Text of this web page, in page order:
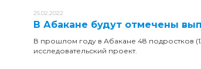
25.02.2022
В Абакане будут отмечены
В прошлом году в Абакане 48 подростков
исследовательский проект.